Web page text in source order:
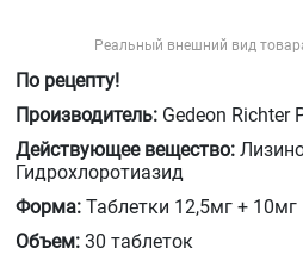
Реальный внешний вид
По рецепту!
Производитель: Gedeon Richter
Действующее вещество:
Гидрохлоротиазид
Форма: Таблетки 12,5мг + 10мг
Объем: 30 таблеток